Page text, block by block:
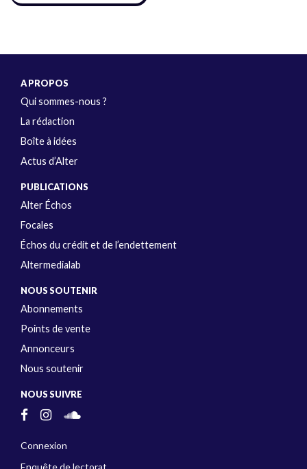
A PROPOS
Qui sommes-nous ?
La rédaction
Boîte à idées
Actus d’Alter
PUBLICATIONS
Alter Échos
Focales
Échos du crédit et de l’endettement
Altermedialab
NOUS SOUTENIR
Abonnements
Points de vente
Annonceurs
Nous soutenir
NOUS SUIVRE
Connexion